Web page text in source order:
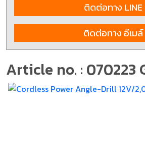
Article no. : 070223
ติดต่อทาง LINE
ติดต่อทาง อีเมล์